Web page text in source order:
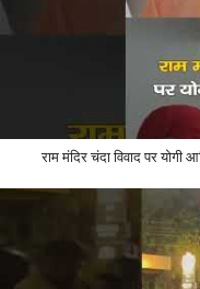
राम मंदिर चंदा विवाद पर